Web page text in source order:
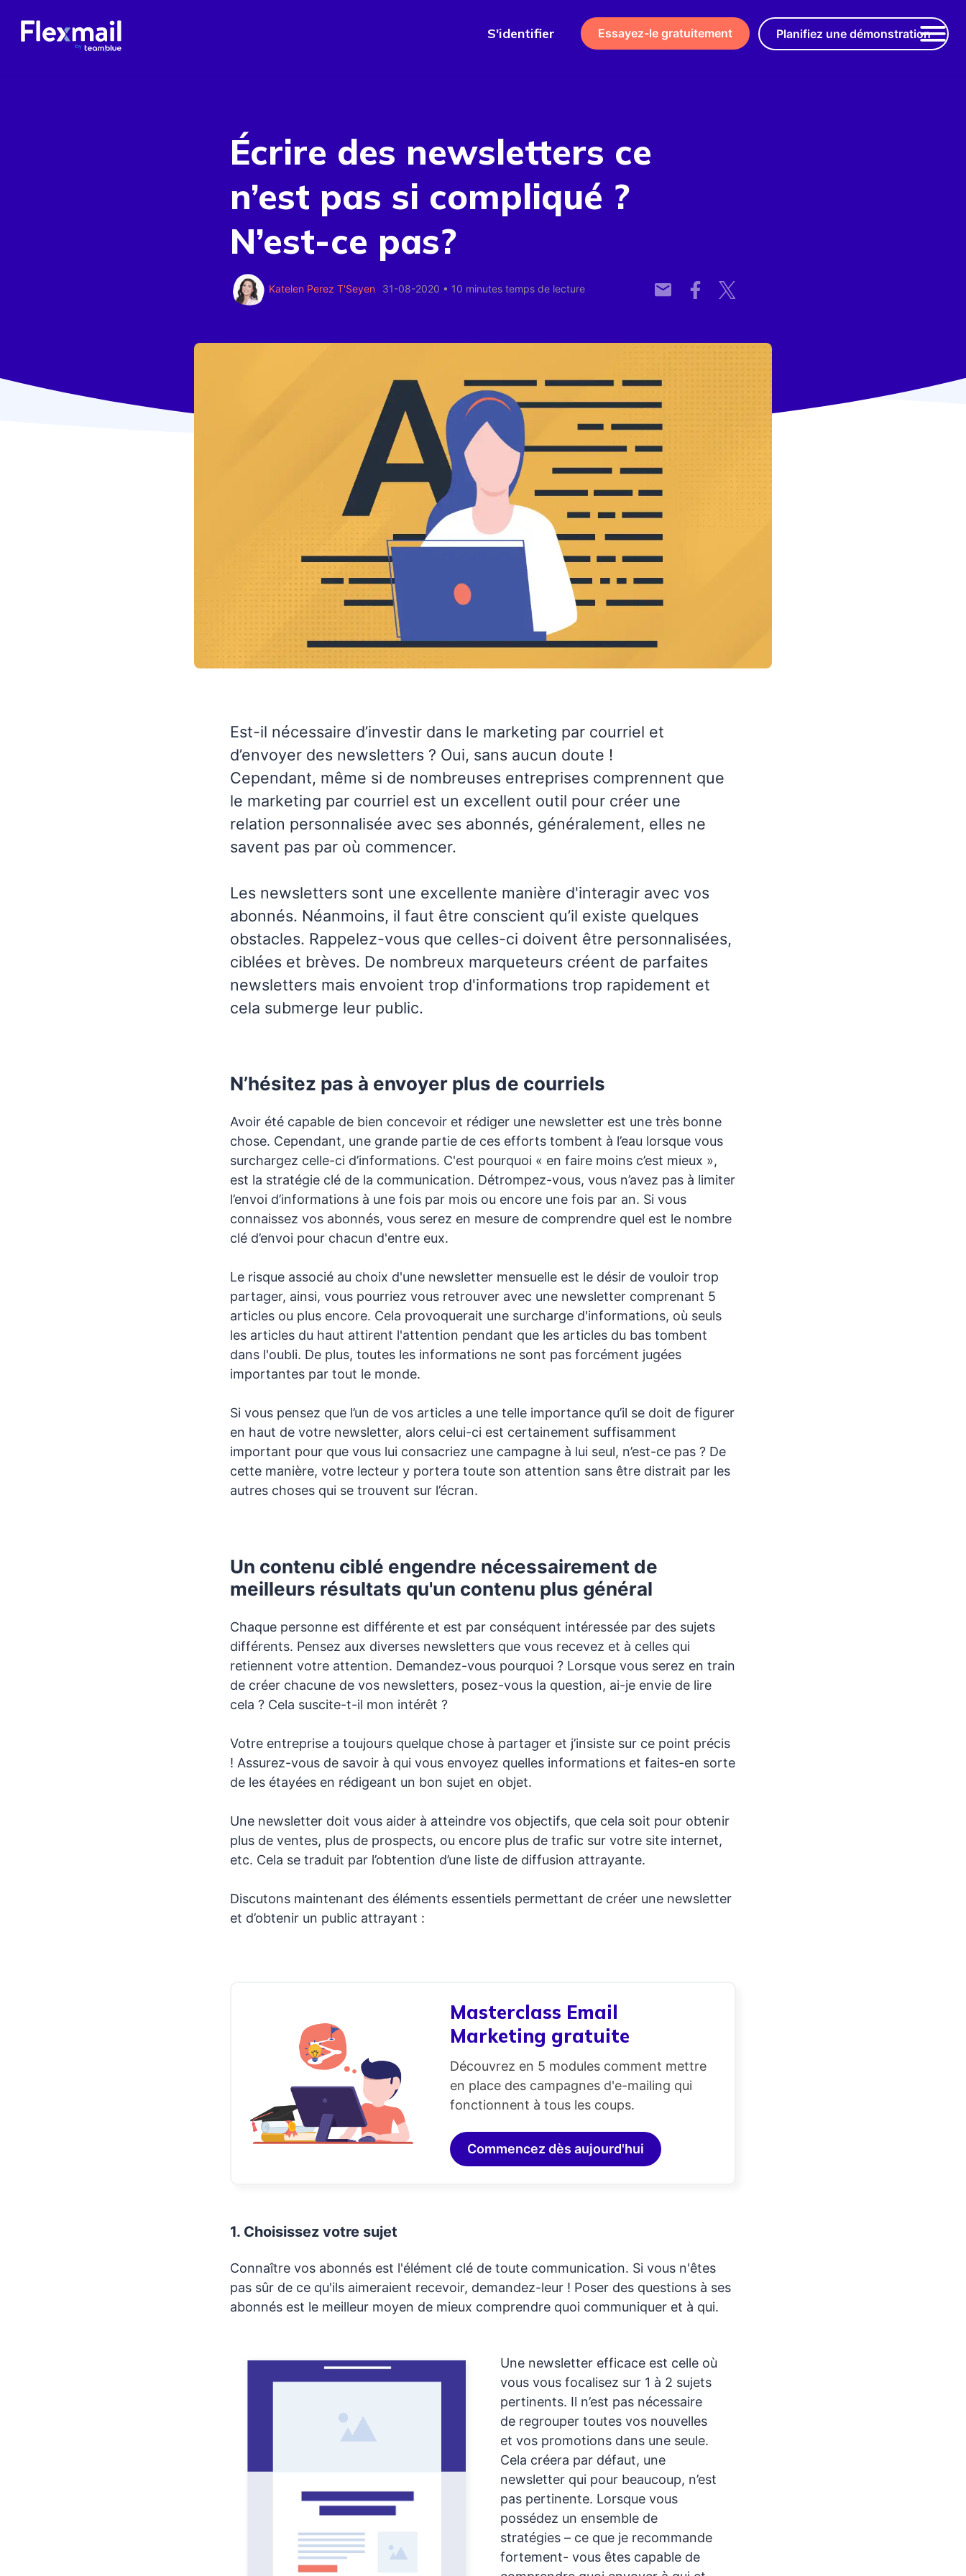
S'identifier Essayez-le gratuitement Planifiez une démonstration
Écrire des newsletters ce
n’est pas si compliqué ?
N’est-ce pas?
Katelen Perez T'Seyen 31-08-2020 • 10 minutes temps de lecture
Est-il nécessaire d’investir dans le marketing par courriel et
d’envoyer des newsletters ? Oui, sans aucun doute !
Cependant, même si de nombreuses entreprises comprennent que
le marketing par courriel est un excellent outil pour créer une
relation personnalisée avec ses abonnés, généralement, elles ne
savent pas par où commencer.
Les newsletters sont une excellente manière d'interagir avec vos
abonnés. Néanmoins, il faut être conscient qu’il existe quelques
obstacles. Rappelez-vous que celles-ci doivent être personnalisées,
ciblées et brèves. De nombreux marqueteurs créent de parfaites
newsletters mais envoient trop d'informations trop rapidement et
cela submerge leur public.
N’hésitez pas à envoyer plus de courriels
Avoir été capable de bien concevoir et rédiger une newsletter est une très bonne
chose. Cependant, une grande partie de ces efforts tombent à l’eau lorsque vous
surchargez celle-ci d’informations. C'est pourquoi « en faire moins c’est mieux »,
est la stratégie clé de la communication. Détrompez-vous, vous n’avez pas à limiter
l’envoi d’informations à une fois par mois ou encore une fois par an. Si vous
connaissez vos abonnés, vous serez en mesure de comprendre quel est le nombre
clé d’envoi pour chacun d'entre eux.
Le risque associé au choix d'une newsletter mensuelle est le désir de vouloir trop
partager, ainsi, vous pourriez vous retrouver avec une newsletter comprenant 5
articles ou plus encore. Cela provoquerait une surcharge d'informations, où seuls
les articles du haut attirent l'attention pendant que les articles du bas tombent
dans l'oubli. De plus, toutes les informations ne sont pas forcément jugées
importantes par tout le monde.
Si vous pensez que l’un de vos articles a une telle importance qu’il se doit de figurer
en haut de votre newsletter, alors celui-ci est certainement suffisamment
important pour que vous lui consacriez une campagne à lui seul, n’est-ce pas ? De
cette manière, votre lecteur y portera toute son attention sans être distrait par les
autres choses qui se trouvent sur l’écran.
Un contenu ciblé engendre nécessairement de
meilleurs résultats qu'un contenu plus général
Chaque personne est différente et est par conséquent intéressée par des sujets
différents. Pensez aux diverses newsletters que vous recevez et à celles qui
retiennent votre attention. Demandez-vous pourquoi ? Lorsque vous serez en train
de créer chacune de vos newsletters, posez-vous la question, ai-je envie de lire
cela ? Cela suscite-t-il mon intérêt ?
Votre entreprise a toujours quelque chose à partager et j’insiste sur ce point précis
! Assurez-vous de savoir à qui vous envoyez quelles informations et faites-en sorte
de les étayées en rédigeant un bon sujet en objet.
Une newsletter doit vous aider à atteindre vos objectifs, que cela soit pour obtenir
plus de ventes, plus de prospects, ou encore plus de trafic sur votre site internet,
etc. Cela se traduit par l’obtention d’une liste de diffusion attrayante.
Discutons maintenant des éléments essentiels permettant de créer une newsletter
et d’obtenir un public attrayant :
Masterclass Email
Marketing gratuite
Découvrez en 5 modules comment mettre
en place des campagnes d'e-mailing qui
fonctionnent à tous les coups.
Commencez dès aujourd'hui
1. Choisissez votre sujet
Connaître vos abonnés est l'élément clé de toute communication. Si vous n'êtes
pas sûr de ce qu'ils aimeraient recevoir, demandez-leur ! Poser des questions à ses
abonnés est le meilleur moyen de mieux comprendre quoi communiquer et à qui.
Une newsletter efficace est celle où
vous vous focalisez sur 1 à 2 sujets
pertinents. Il n’est pas nécessaire
de regrouper toutes vos nouvelles
et vos promotions dans une seule.
Cela créera par défaut, une
newsletter qui pour beaucoup, n’est
pas pertinente. Lorsque vous
possédez un ensemble de
stratégies – ce que je recommande
fortement- vous êtes capable de